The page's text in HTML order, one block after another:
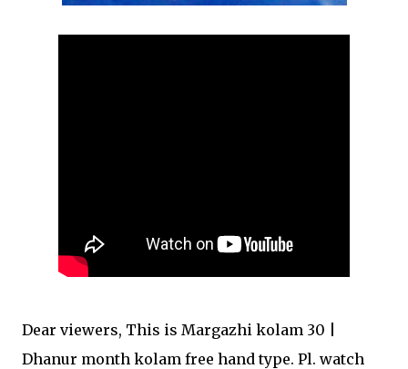
Dear viewers, This is Margazhi kolam 30 |
Dhanur month kolam free hand type. Pl. watch